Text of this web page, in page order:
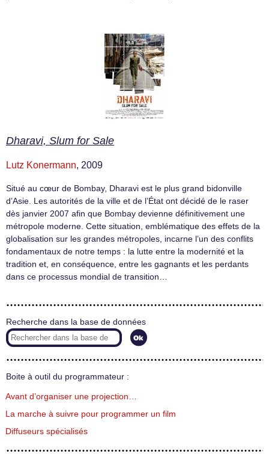
Dharavi, Slum for Sale
Lutz Konermann, 2009
Situé au cœur de Bombay, Dharavi est le plus grand bidonville
d’Asie. Les autorités de la ville et de l’État ont décidé de le raser
dès janvier 2007 afin que Bombay devienne définitivement une
métropole moderne. Cette situation, emblématique des effets de la
globalisation sur les grandes métropoles, incarne l’un des conflits
fondamentaux de notre temps : la lutte entre la modernité et la
tradition et, en conséquence, entre les gagnants et les perdants
dans ce processus mondial de transition…
Recherche dans la base de données
Boite à outil du programmateur :
Avant d’organiser une projection…
La marche à suivre pour programmer un film
Diffuseurs spécialisés